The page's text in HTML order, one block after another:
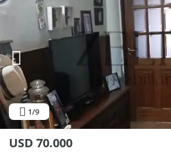
1/9
USD 70.000